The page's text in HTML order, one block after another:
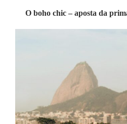
O boho chic – aposta da